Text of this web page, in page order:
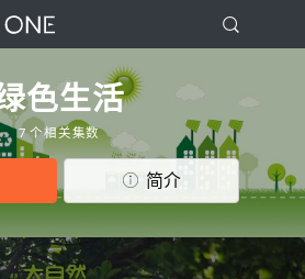
色生活
7 个相关集数
简介